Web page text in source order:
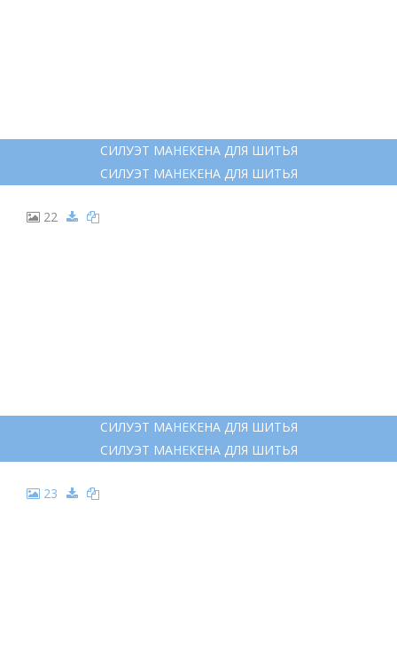
СИЛУЭТ МАНЕКЕНА ДЛЯ ШИТЬЯ
СИЛУЭТ МАНЕКЕНА ДЛЯ ШИТЬЯ
22
СИЛУЭТ МАНЕКЕНА ДЛЯ ШИТЬЯ
СИЛУЭТ МАНЕКЕНА ДЛЯ ШИТЬЯ
23